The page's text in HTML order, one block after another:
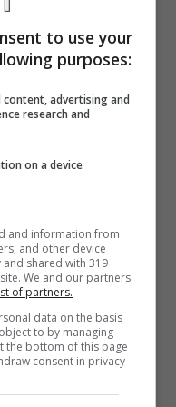
nell’ultima
– e pagati
milioni spesi
stanno affatto
a
con un
sembra riuscire
to use your
purposes:
advertising and
research and
on a device
and information from
and other device
shared with 319
We and our partners
of partners.
data on the basis
to by managing
the bottom of this page
consent in privacy